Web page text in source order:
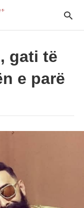
gati të
e parë